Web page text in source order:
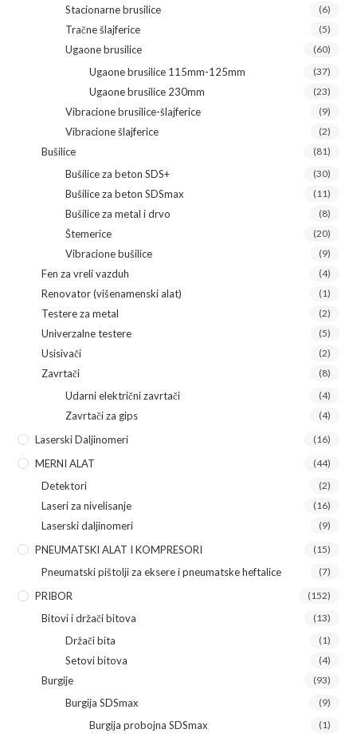
Stacionarne brusilice (6)
Tračne šlajferice (5)
Ugaone brusilice (60)
Ugaone brusilice 115mm-125mm (37)
Ugaone brusilice 230mm (23)
Vibracione brusilice-šlajferice (9)
Vibracione šlajferice (2)
Bušilice (81)
Bušilice za beton SDS+ (30)
Bušilice za beton SDSmax (11)
Bušilice za metal i drvo (8)
Štemerice (20)
Vibracione bušilice (9)
Fen za vreli vazduh (4)
Renovator (višenamenski alat) (1)
Testere za metal (2)
Univerzalne testere (5)
Usisivači (2)
Zavrtači (8)
Udarni električni zavrtači (4)
Zavrtači za gips (4)
Laserski Daljinomeri (16)
MERNI ALAT (44)
Detektori (2)
Laseri za nivelisanje (16)
Laserski daljinomeri (9)
PNEUMATSKI ALAT I KOMPRESORI (15)
Pneumatski pištolji za eksere i pneumatske heftalice (7)
PRIBOR (152)
Bitovi i držači bitova (13)
Držači bita (1)
Setovi bitova (4)
Burgije (93)
Burgija SDSmax (9)
Burgija probojna SDSmax (1)